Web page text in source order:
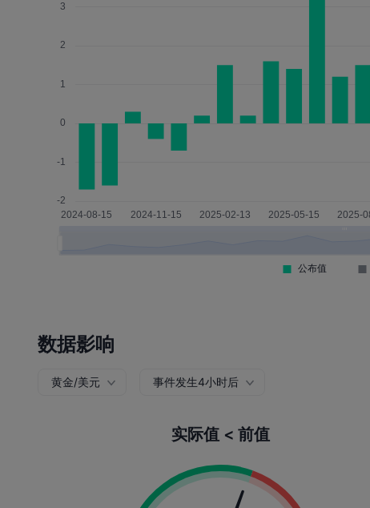
数据影响
黄金/美元 事件发生4小时后
实际值 < 前值